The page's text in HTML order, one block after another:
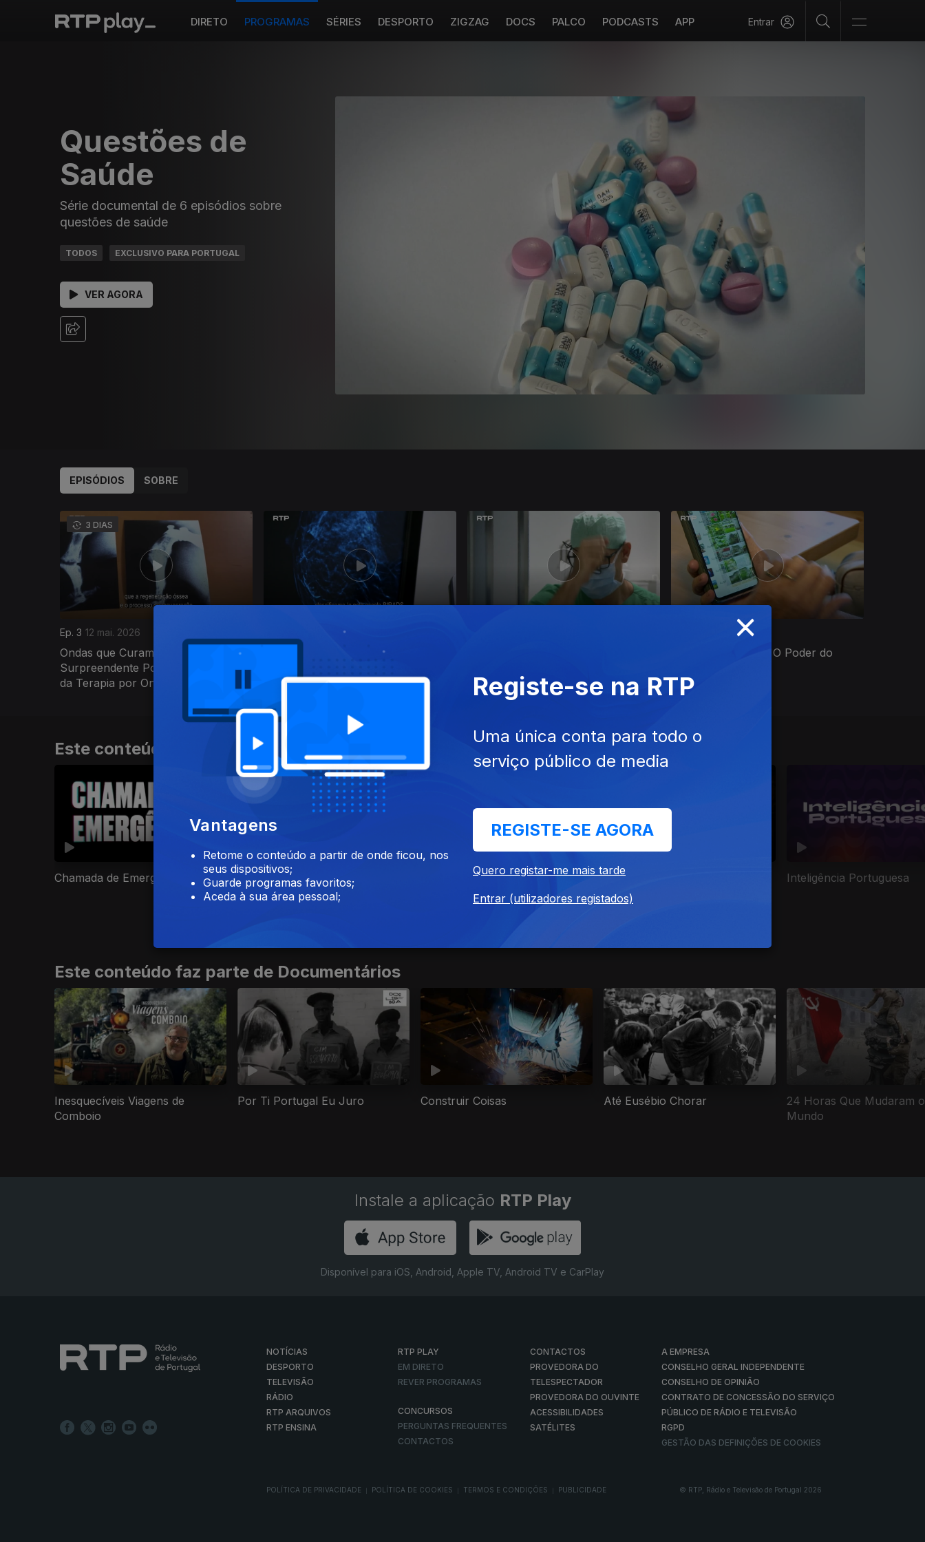
DIRETO PROGRAMAS SÉRIES DESPORTO ZIGZAG DOCS PALCO PODCASTS APP Entrar
Questões de
Saúde
Série documental de 6 episódios sobre
questões de saúde
TODOS EXCLUSIVO PARA PORTUGAL
VER AGORA
EPISÓDIOS SOBRE
3 DIAS
Ep. 3 12 mai. 2026
Ondas que Curam - O
Surpreendente Poder Regenerativo
da Terapia por Ondas de...
19 mai. 2026
Diagnóstico de Cancro da Mama -
Hipóteses de Cura
02 jun. 2026
Mãos que Curam - O Poder do
933354
Este conteúdo faz parte de Documentários de Ciência, Tecnologia e Medicina
Chamada de Emergência A Verdade Nua e Crua Construir Coisas Em Busca da Ressurreição Inteligência Portuguesa
Este conteúdo faz parte de Documentários
Inesquecíveis Viagens de
Comboio
Por Ti Portugal Eu Juro Construir Coisas Até Eusébio Chorar
24 Horas Que Mudaram o
Mundo
Instale a aplicação RTP Play
Disponível para iOS, Android, Apple TV, Android TV e CarPlay
NOTÍCIAS
DESPORTO
TELEVISÃO
RÁDIO
RTP ARQUIVOS
RTP ENSINA
RTP PLAY
EM DIRETO
REVER PROGRAMAS
CONCURSOS
PERGUNTAS FREQUENTES
CONTACTOS
CONTACTOS
PROVEDORA DO
TELESPECTADOR
PROVEDORA DO OUVINTE
ACESSIBILIDADES
SATÉLITES
A EMPRESA
CONSELHO GERAL INDEPENDENTE
CONSELHO DE OPINIÃO
CONTRATO DE CONCESSÃO DO SERVIÇO
PÚBLICO DE RÁDIO E TELEVISÃO
RGPD
GESTÃO DAS DEFINIÇÕES DE COOKIES
POLÍTICA DE PRIVACIDADE POLÍTICA DE COOKIES TERMOS E CONDIÇÕES PUBLICIDADE © RTP, Rádio e Televisão de Portugal 2026
×
Vantagens
Retome o conteúdo a partir de onde ficou, nos
seus dispositivos;
Guarde programas favoritos;
Aceda à sua área pessoal;
Registe-se na RTP
Uma única conta para todo o
serviço público de media
REGISTE-SE AGORA
Quero registar-me mais tarde
Entrar (utilizadores registados)